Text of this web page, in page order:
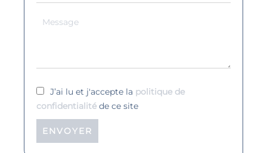
J’ai lu et j'accepte la politique de
confidentialité de ce site
ENVOYER